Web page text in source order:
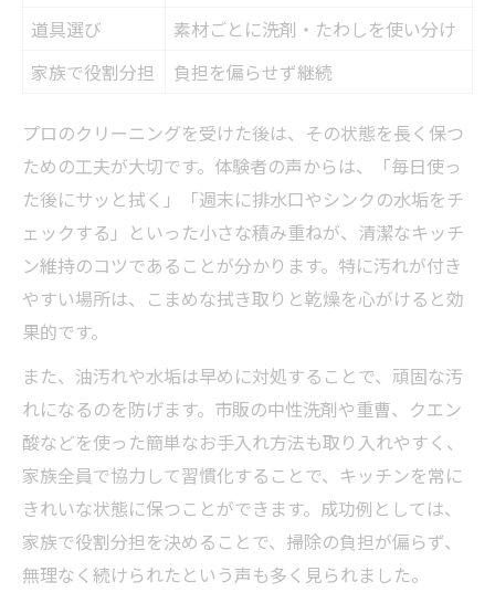
道具選び
素材ごとに洗剤・たわしを使い分け
家族で役割分担
負担を偏らせず継続
プロのクリーニングを受けた後は、その状態を長く保つ
ための工夫が大切です。体験者の声からは、「毎日使っ
た後にサッと拭く」「週末に排水口やシンクの水垢をチ
ェックする」といった小さな積み重ねが、清潔なキッチ
ン維持のコツであることが分かります。特に汚れが付き
やすい場所は、こまめな拭き取りと乾燥を心がけると効
果的です。
また、油汚れや水垢は早めに対処することで、頑固な汚
れになるのを防げます。市販の中性洗剤や重曹、クエン
酸などを使った簡単なお手入れ方法も取り入れやすく、
家族全員で協力して習慣化することで、キッチンを常に
きれいな状態に保つことができます。成功例としては、
家族で役割分担を決めることで、掃除の負担が偏らず、
無理なく続けられたという声も多く見られました。